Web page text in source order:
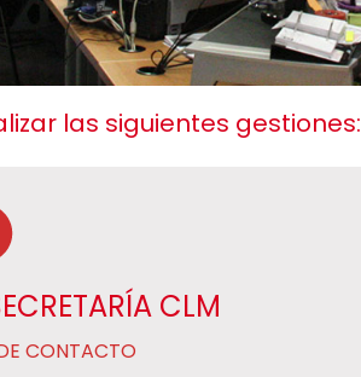
las siguientes gestiones:
CLM
CONTACTO